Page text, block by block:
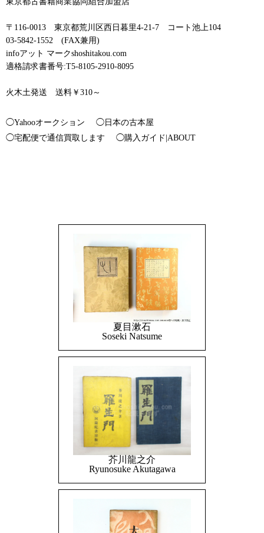
〒116-0013 東京都荒川区西日暮里4-21-7 コート池上104
03-5842-1552 (FAX兼用)
infoアット マークshoshitakou.com
適格請求書番号:T5-8105-2910-8095
火木土発送 送料￥310～
◯Yahooオークション
◯日本の古本屋
◯宅配便で通信買取します
◯購入ガイド|ABOUT
夏目漱石
Soseki Natsume
芥川龍之介
Ryunosuke Akutagawa